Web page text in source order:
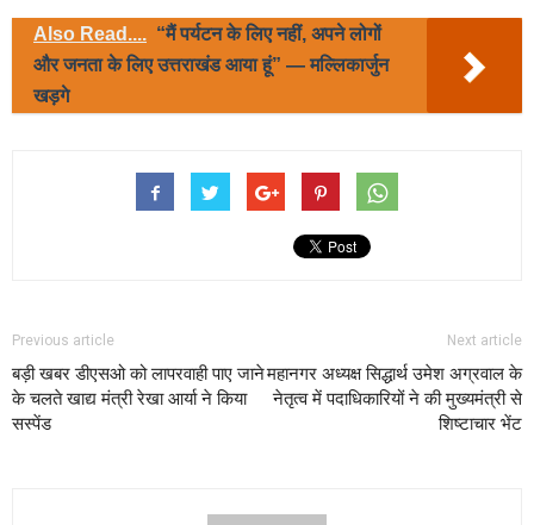
Also Read.... “मैं पर्यटन के लिए नहीं, अपने लोगों
और जनता के लिए उत्तराखंड आया हूं” — मल्लिकार्जुन
खड़गे
Previous article
बड़ी खबर डीएसओ को लापरवाही पाए जाने
के चलते खाद्य मंत्री रेखा आर्या ने किया
सस्पेंड
Next article
महानगर अध्यक्ष सिद्धार्थ उमेश अग्रवाल के
नेतृत्व में पदाधिकारियों ने की मुख्यमंत्री से
शिष्टाचार भेंट